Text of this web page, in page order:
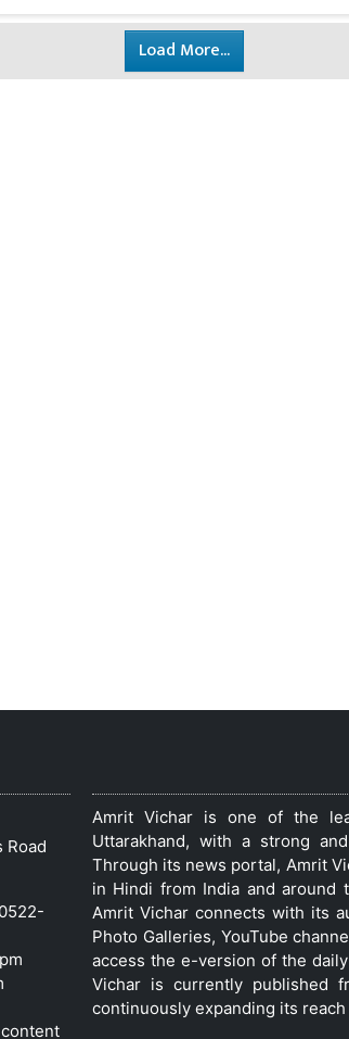
Load More...
Road
Amrit Vichar is one of the
Uttarakhand, with a strong
Through its news portal, Amrit
in Hindi from India and around
Amrit Vichar connects with its
Photo Galleries, YouTube
access the e-version of the
Vichar is currently published
continuously expanding its